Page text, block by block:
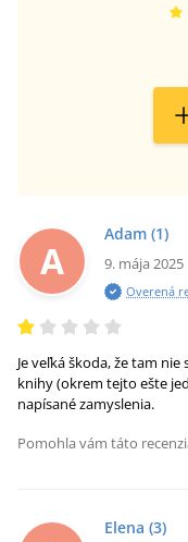
A
Adam (1)
9. mája 2025
Overená
Je veľká škoda, že tam
knihy (okrem tejto ešte
napísané zamyslenia.
Pomohla vám táto
Elena (3)